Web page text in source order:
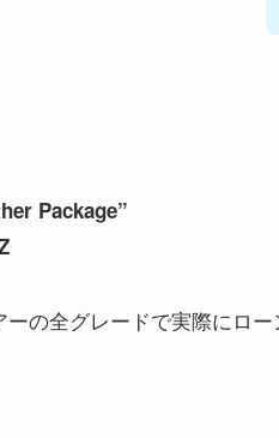
Package”
ーの全グレードで実際にロ